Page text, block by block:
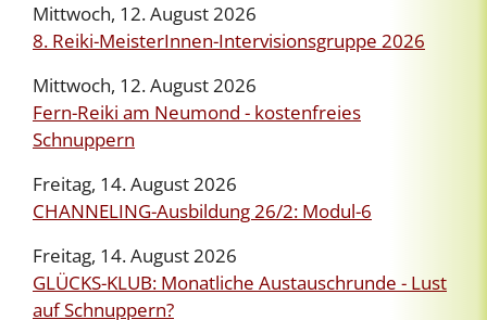
Mittwoch, 12. August 2026
8. Reiki-MeisterInnen-Intervisionsgruppe 2026
Mittwoch, 12. August 2026
Fern-Reiki am Neumond - kostenfreies
Schnuppern
Freitag, 14. August 2026
CHANNELING-Ausbildung 26/2: Modul-6
Freitag, 14. August 2026
GLÜCKS-KLUB: Monatliche Austauschrunde - Lust
auf Schnuppern?